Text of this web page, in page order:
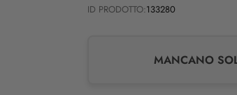
ID PRODOTTO:133280
MANCANO